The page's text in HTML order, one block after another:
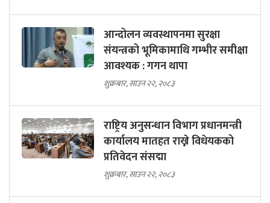
आन्दोलन व्यवस्थापनमा सुरक्षा
संयन्त्रको भूमिकामाथि गम्भीर समीक्षा
आवश्यक : गगन थापा
शुक्रबार, साउन २२, २०८३
राष्ट्रिय अनुसन्धान विभाग प्रधानमन्त्री
कार्यालय मातहत राख्ने विधेयकको
प्रतिवेदन संसद्मा
शुक्रबार, साउन २२, २०८३